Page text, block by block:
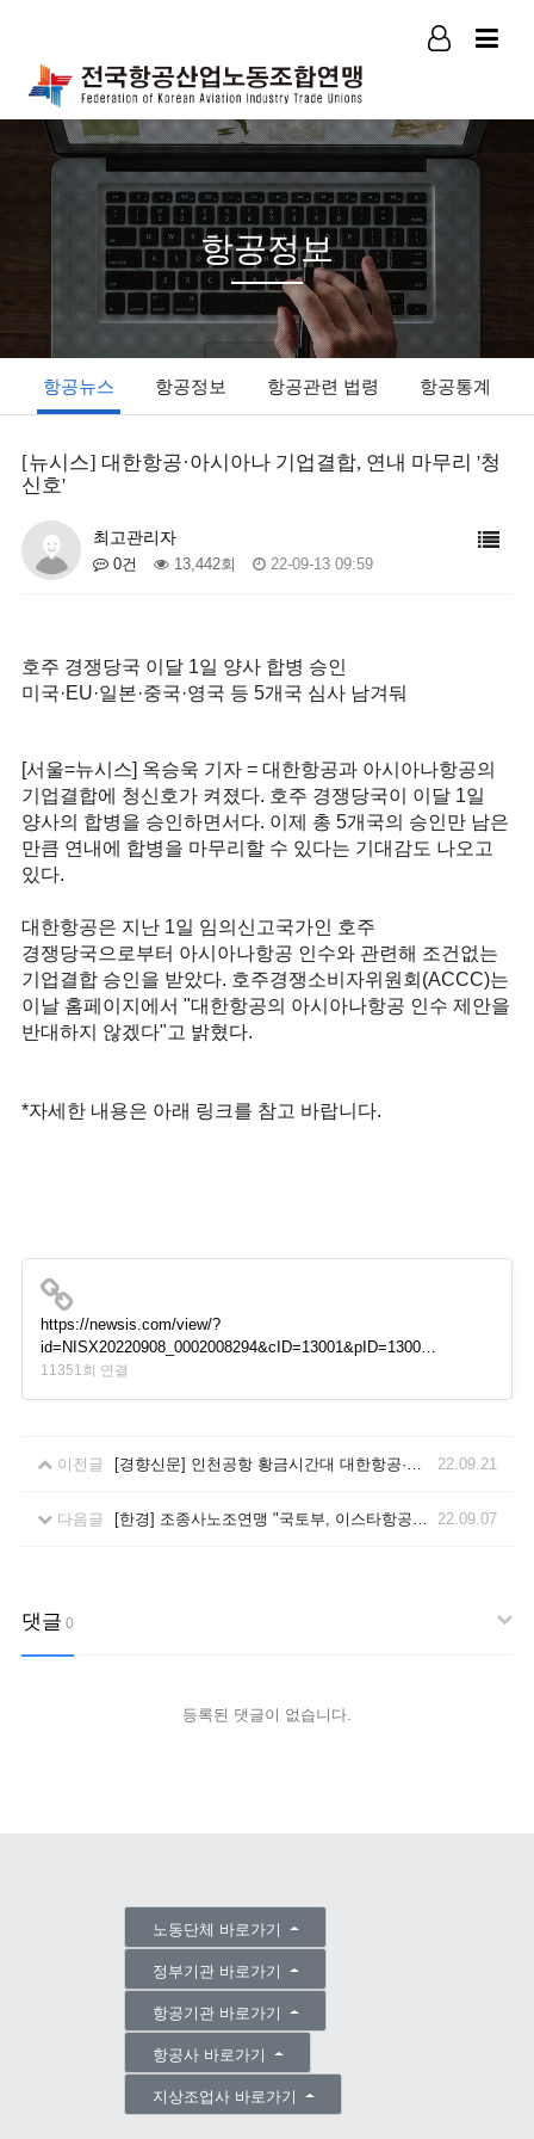
항공정보
항공뉴스 항공정보 항공관련 법령 항공통계
[뉴시스] 대한항공·아시아나 기업결합, 연내 마무리 '청
신호'
최고관리자
0건 13,442회 22-09-13 09:59
호주 경쟁당국 이달 1일 양사 합병 승인
미국·EU·일본·중국·영국 등 5개국 심사 남겨둬
[서울=뉴시스] 옥승욱 기자 = 대한항공과 아시아나항공의
기업결합에 청신호가 켜졌다. 호주 경쟁당국이 이달 1일
양사의 합병을 승인하면서다. 이제 총 5개국의 승인만 남은
만큼 연내에 합병을 마무리할 수 있다는 기대감도 나오고
있다.
대한항공은 지난 1일 임의신고국가인 호주
경쟁당국으로부터 아시아나항공 인수와 관련해 조건없는
기업결합 승인을 받았다. 호주경쟁소비자위원회(ACCC)는
이날 홈페이지에서 "대한항공의 아시아나항공 인수 제안을
반대하지 않겠다"고 밝혔다.
*자세한 내용은 아래 링크를 참고 바랍니다.
https://newsis.com/view/?
id=NISX20220908_0002008294&cID=13001&pID=1300…
11351회 연결
이전글 [경향신문] 인천공항 황금시간대 대한항공·아시아나 항공기 운항 ‘독점’ 22.09.21
다음글 [한경] 조종사노조연맹 "국토부, 이스타항공 운항증명 발급해야" 22.09.07
댓글 0
등록된 댓글이 없습니다.
노동단체 바로가기
정부기관 바로가기
항공기관 바로가기
항공사 바로가기
지상조업사 바로가기